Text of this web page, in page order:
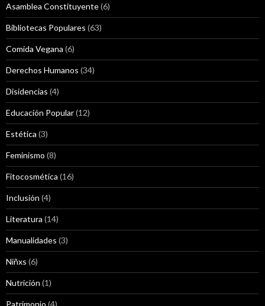
Asamblea Constituyente(6)
Bibliotecas Populares (63)
Comida Vegana (6)
Derechos Humanos (34)
Disidencias (4)
Educación Popular(12)
Estética (3)
Feminismo (8)
Fitocosmética (16)
Inclusión (4)
Literatura (14)
Manualidades (3)
Niñxs (6)
Nutrición (1)
Patrimonio (4)